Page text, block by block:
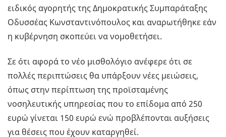
ειδικός αγορητής της Δημοκρατικής Συμπαράταξης
Οδυσσέας Κωνσταντινόπουλος και αναρωτήθηκε εάν
η κυβέρνηση σκοπεύει να νομοθετήσει.
Σε ότι αφορά το νέο μισθολόγιο ανέφερε ότι σε
πολλές περιπτώσεις θα υπάρξουν νέες μειώσεις,
όπως στην περίπτωση της προϊσταμένης
νοσηλευτικής υπηρεσίας που το επίδομα από 250
ευρώ γίνεται 150 ευρώ ενώ προβλέπονται αυξήσεις
για θέσεις που έχουν καταργηθεί.